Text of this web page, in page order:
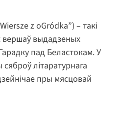
z oGródka”) – такі
вершаў выдадзеных
пад Беластокам. У
літаратурнага
пры мясцовай